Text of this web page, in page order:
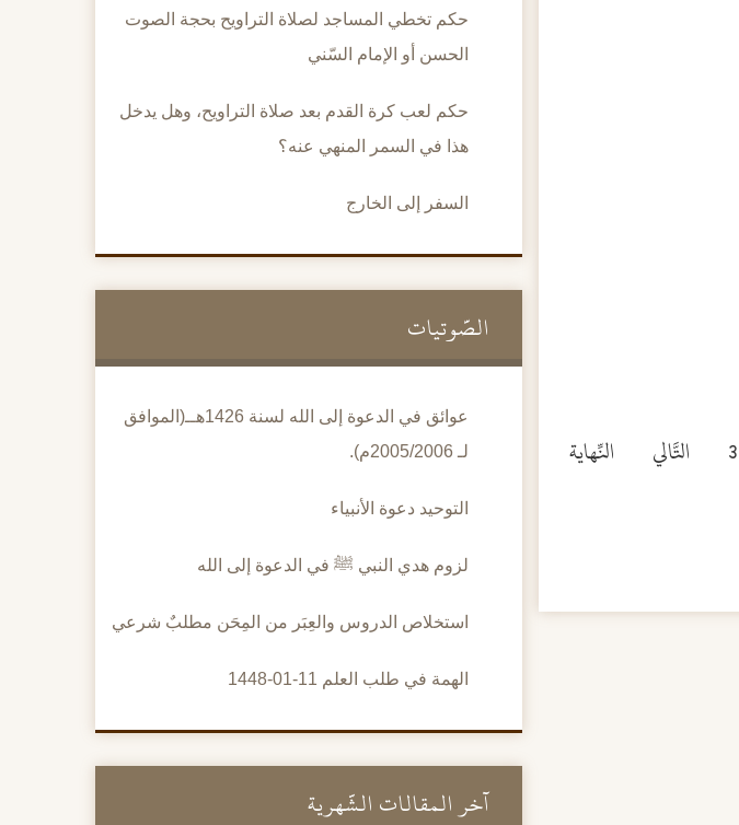
3 التَّالي النِّهاية
حكم تخطي المساجد لصلاة التراويح بحجة الصوت
الحسن أو الإمام السّني
حكم لعب كرة القدم بعد صلاة التراويح، وهل يدخل
هذا في السمر المنهي عنه؟
السفر إلى الخارج
الصَّوتيات
عوائق في الدعوة إلى الله لسنة 1426هــ(الموافق
لـ 2005/2006م).
التوحيد دعوة الأنبياء
لزوم هدي النبي ﷺ في الدعوة إلى الله
استخلاص الدروس والعِبَر من المِحَن مطلبٌ شرعي
الهمة في طلب العلم 11-01-1448
آخر المقالات الشَّهرية